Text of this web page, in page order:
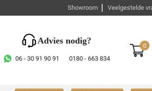
Showroom Veelgestelde
Advies nodig?
06 - 30 91 90 91 0180 - 663 834
0